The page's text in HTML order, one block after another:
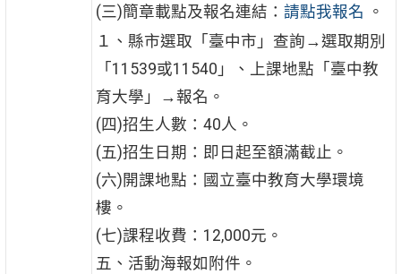
(三)簡章載點及報名連結： 請點我報名 。
１、縣市選取「臺中市」查詢→選取期別
「11539或11540」、上課地點「臺中教
育大學」→報名。
(四)招生人數：40人。
(五)招生日期：即日起至額滿截止。
(六)開課地點：國立臺中教育大學環境
樓。
(七)課程收費：12,000元。
五、活動海報如附件。